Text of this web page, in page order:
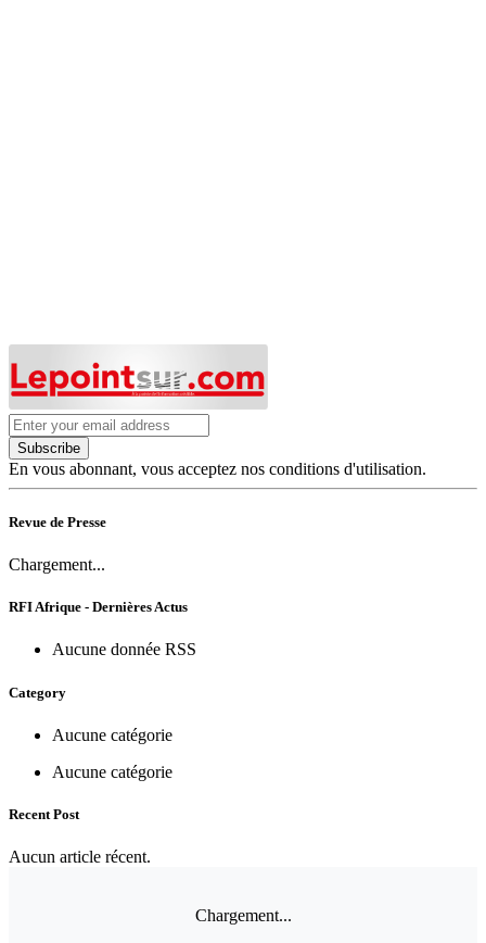
Subscribe
En vous abonnant, vous acceptez nos conditions d'utilisation.
Revue de Presse
Chargement...
RFI Afrique - Dernières Actus
Aucune donnée RSS
Category
Aucune catégorie
Aucune catégorie
Recent Post
Aucun article récent.
Chargement...